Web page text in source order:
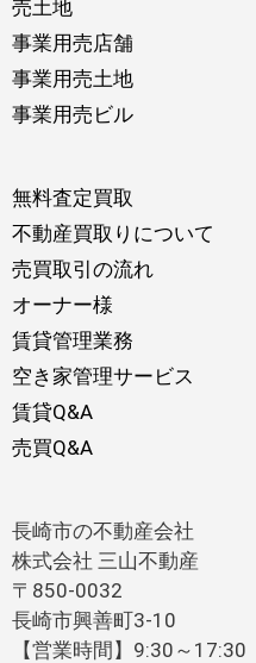
売土地
事業用売店舗
事業用売土地
事業用売ビル
無料査定買取
不動産買取りについて
売買取引の流れ
オーナー様
賃貸管理業務
空き家管理サービス
賃貸Q&A
売買Q&A
長崎市の不動産会社
株式会社 三山不動産
〒850-0032
長崎市興善町3-10
【営業時間】9:30～17:30